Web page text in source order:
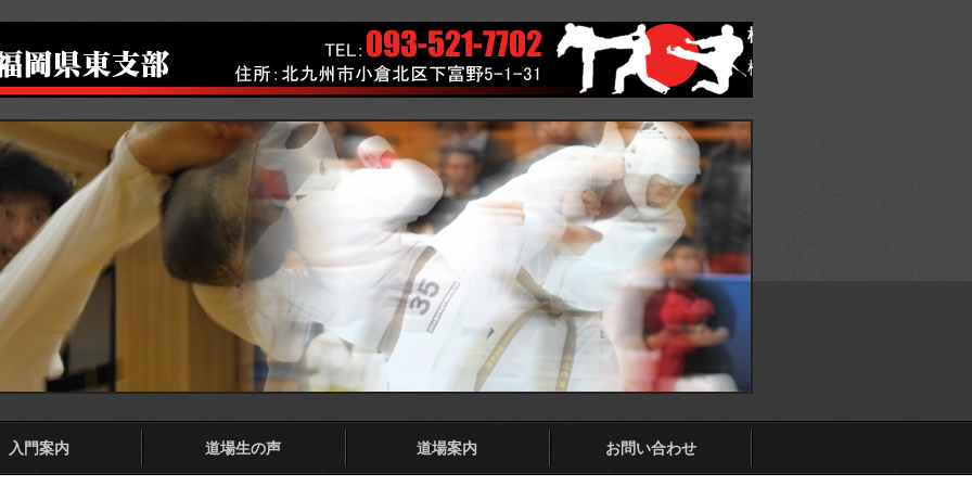
極真会館 福岡県東支部
極真会館 福岡県東支部 ホ
入門案内 道場生の声 道場案内 お問い合わせ